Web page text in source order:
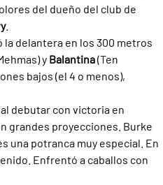
del dueño del club de
.
delantera en los 300 metros
y Balantina (Ten
bajos (el 4 o menos),
debutar con victoria en
grandes proyecciones. Burke
una potranca muy especial. En
Enfrentó a caballos con